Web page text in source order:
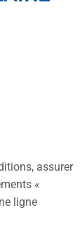
assurer
«
ligne